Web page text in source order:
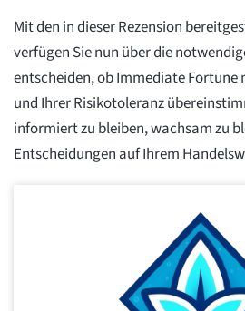
Mit den in dieser Rezension
verfügen Sie nun über die
entscheiden, ob Immediate Fortune
und Ihrer Risikotoleranz
informiert zu bleiben, wachsam zu
Entscheidungen auf Ihrem